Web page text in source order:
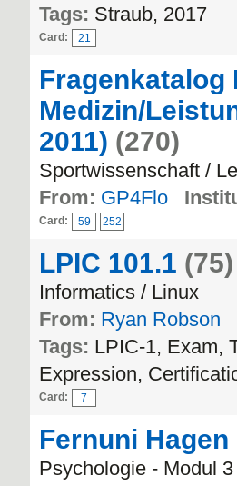
Tags: Straub, 2017
Card: 21
Fragenkatalog
Medizin/
2011) (270)
Sportwissenschaft /
From: GP4Flo
Card: 59 252
LPIC 101.1 (75)
Informatics / Linux
From: Ryan Robson
Tags: LPIC-1, Exam,
Expression,
Card: 7
Fernuni Hagen
Psychologie - Modul